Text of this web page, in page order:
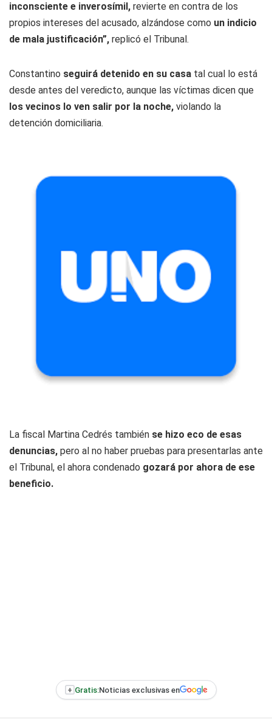
inconsciente e inverosímil, revierte en contra de los
propios intereses del acusado, alzándose como un indicio
de mala justificación”, replicó el Tribunal.
Constantino seguirá detenido en su casa tal cual lo está
desde antes del veredicto, aunque las víctimas dicen que
los vecinos lo ven salir por la noche, violando la
detención domiciliaria.
La fiscal Martina Cedrés también se hizo eco de esas
denuncias, pero al no haber pruebas para presentarlas ante
el Tribunal, el ahora condenado gozará por ahora de ese
beneficio.
+ Gratis:Noticias exclusivas en